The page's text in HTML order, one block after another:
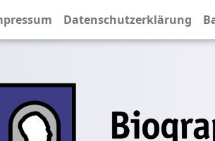
Datenschutzerklärung